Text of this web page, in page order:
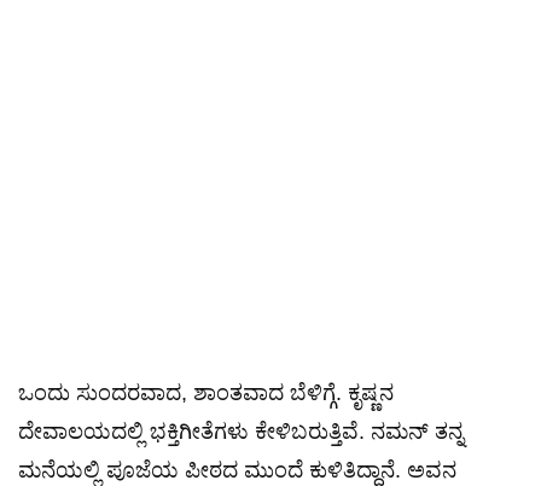
ಒಂದು ಸುಂದರವಾದ, ಶಾಂತವಾದ ಬೆಳಿಗ್ಗೆ. ಕೃಷ್ಣನ
ದೇವಾಲಯದಲ್ಲಿ ಭಕ್ತಿಗೀತೆಗಳು ಕೇಳಿಬರುತ್ತಿವೆ. ನಮನ್ ತನ್ನ
ಮನೆಯಲ್ಲಿ ಪೂಜೆಯ ಪೀಠದ ಮುಂದೆ ಕುಳಿತಿದ್ದಾನೆ. ಅವನ